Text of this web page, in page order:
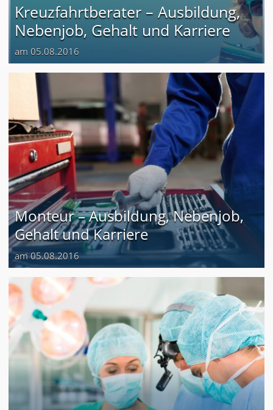
Kreuzfahrtberater – Ausbildung,
Nebenjob, Gehalt und Karriere
am 05.08.2016
Monteur – Ausbildung, Nebenjob,
Gehalt und Karriere
am 05.08.2016